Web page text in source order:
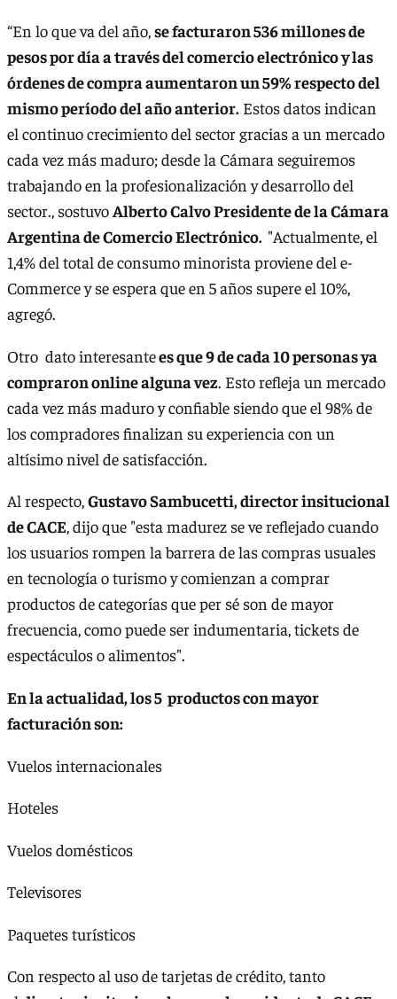
“En lo que va del año,se facturaron 536 millones de
pesos por día a través del comercio electrónico y las
órdenes de compra aumentaron un 59% respecto del
mismo período del año anterior. Estos datos indican
el continuo crecimiento del sector gracias a un mercado
cada vez más maduro; desde la Cámara seguiremos
trabajando en la profesionalización y desarrollo del
sector., sostuvoAlberto Calvo Presidente de la Cámara
Argentina de Comercio Electrónico. "Actualmente, el
1,4% del total de consumo minorista proviene del e-
Commerce y se espera que en 5 años supere el 10%,
agregó.
Otro dato interesantees que 9 de cada 10 personas ya
compraron online alguna vez. Esto refleja un mercado
cada vez más maduro y confiable siendo que el 98% de
los compradores finalizan su experiencia con un
altísimo nivel de satisfacción.
Al respecto,Gustavo Sambucetti, director insitucional
de CACE, dijo que "esta madurez se ve reflejado cuando
los usuarios rompen la barrera de las compras usuales
en tecnología o turismo y comienzan a comprar
productos de categorías que per sé son de mayor
frecuencia, como puede ser indumentaria, tickets de
espectáculos o alimentos".
En la actualidad, los 5 productos con mayor
facturación son:
Vuelos internacionales
Hoteles
Vuelos domésticos
Televisores
Paquetes turísticos
Con respecto al uso de tarjetas de crédito, tanto